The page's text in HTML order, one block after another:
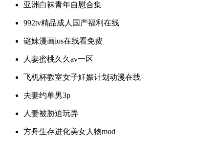
亚洲白袜青年自慰合集
992tv精品成人国产福利在线
谜妹漫画ios在线看免费
人妻蜜桃久久av一区
飞机杯教室女子妊娠计划动漫在线
夫妻约单男3p
人妻被胁迫玩弄
方舟生存进化美女人物mod